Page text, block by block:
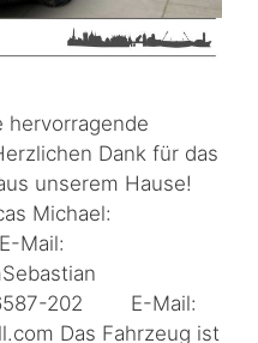
hervorragende
Dank für das
unserem Hause!
Lucas Michael:
Mail:
202 E-Mail:
Das Fahrzeug ist